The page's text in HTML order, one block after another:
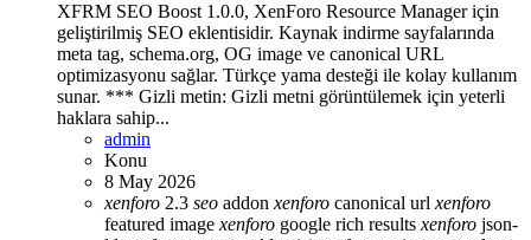
XFRM SEO Boost 1.0.0, XenForo Resource Manager için
geliştirilmiş SEO eklentisidir. Kaynak indirme sayfalarında
meta tag, schema.org, OG image ve canonical URL
optimizasyonu sağlar. Türkçe yama desteği ile kolay kullanım
sunar. *** Gizli metin: Gizli metni görüntülemek için yeterli
haklara sahip...
admin
Konu
8 May 2026
xenforo 2.3 seo addon xenforo canonical url xenforo
featured image xenforo google rich results xenforo json-